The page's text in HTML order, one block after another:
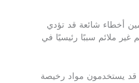
أخطاء شائعة قد تؤدي
ملائم سببًا رئيسيًا في
قد يستخدمون مواد رخيصة